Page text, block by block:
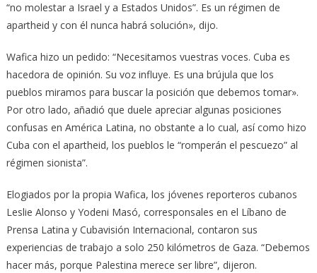
“no molestar a Israel y a Estados Unidos”. Es un régimen de
apartheid y con él nunca habrá solución», dijo.
Wafica hizo un pedido: “Necesitamos vuestras voces. Cuba es
hacedora de opinión. Su voz influye. Es una brújula que los
pueblos miramos para buscar la posición que debemos tomar».
Por otro lado, añadió que duele apreciar algunas posiciones
confusas en América Latina, no obstante a lo cual, así como hizo
Cuba con el apartheid, los pueblos le “romperán el pescuezo” al
régimen sionista”.
Elogiados por la propia Wafica, los jóvenes reporteros cubanos
Leslie Alonso y Yodeni Masó, corresponsales en el Líbano de
Prensa Latina y Cubavisión Internacional, contaron sus
experiencias de trabajo a solo 250 kilómetros de Gaza. “Debemos
hacer más, porque Palestina merece ser libre”, dijeron.